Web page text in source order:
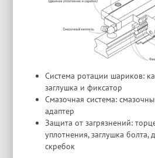
Система ротации шариков:
заглушка и фиксатор
Смазочная система:
адаптер
Защита от загрязнений:
уплотнения, заглушка болта,
скребок